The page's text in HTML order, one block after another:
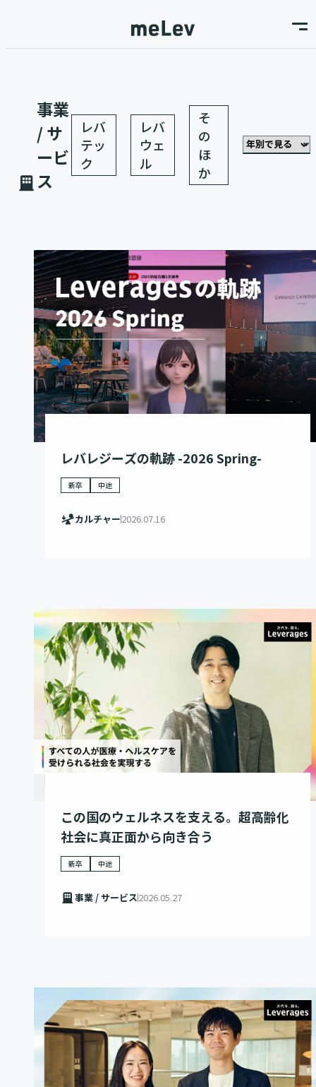
事業
/ サ
ービ
ス
レバ
テッ
ク
レバ
ウェ
ル
そ
の
ほ
か
レバレジーズの軌跡 -2026 Spring-
新卒 中途
カルチャー2026.07.16
この国のウェルネスを支える。超高齢化
社会に真正面から向き合う
新卒 中途
事業 / サービス2026.05.27